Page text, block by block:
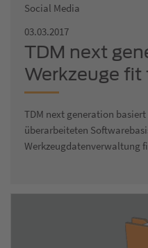
Social Media
03.03.2017
TDM next
Werkzeuge
TDM next generation
überarbeiteten
Werkzeugdatenverwaltung